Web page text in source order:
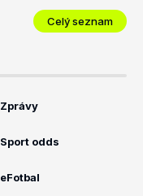
Celý seznam
Zprávy
Sport odds
eFotbal